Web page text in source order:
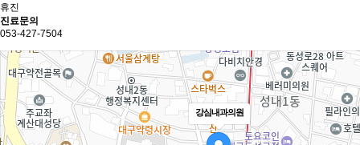
휴진
진료문의
053-427-7504
강심내과의원